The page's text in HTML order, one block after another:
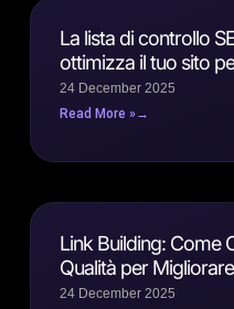
La lista di controllo
ottimizza il tuo sito
24 December 2025
Read More »
Link Building: Come
Qualità per
24 December 2025